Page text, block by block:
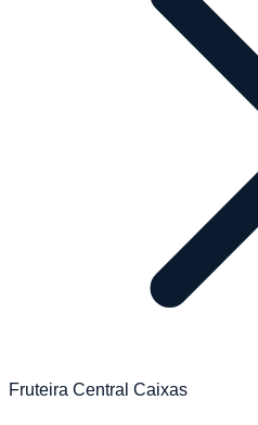
Fruteira Central Caixas